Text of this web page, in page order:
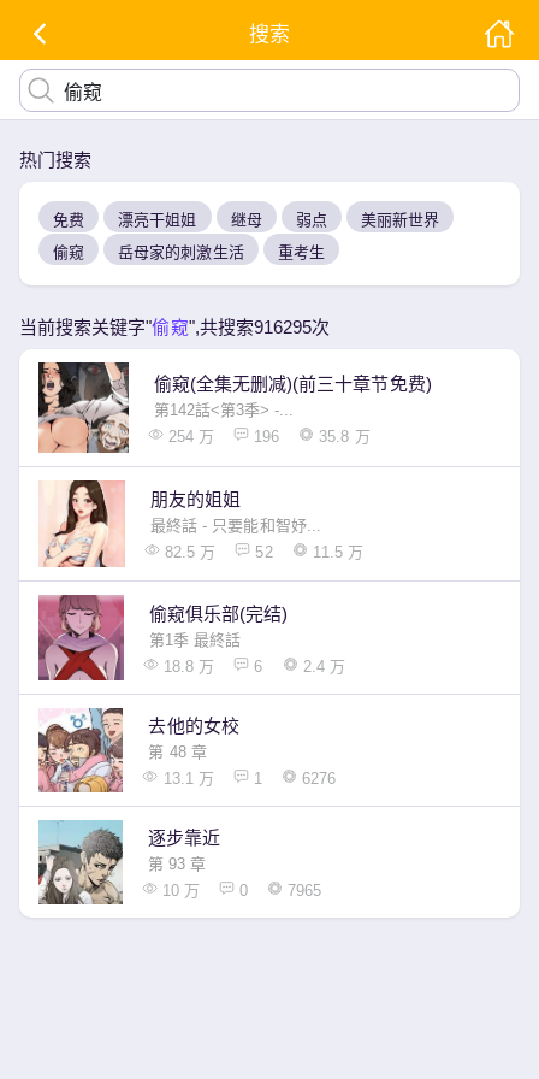
搜索
热门搜索
免费 漂亮干姐姐 继母 弱点
美丽新世界
偷窥
岳母家的刺激生活 重考生
当前搜索关键字"偷窥",共搜索916295次
偷窥(全集无删减)(前三十章节免费)
第142話<第3季> -...
254 万
196 35.8 万
朋友的姐姐
最終話 - 只要能和智妤...
82.5 万
52 11.5 万
偷窥俱乐部(完结)
第1季 最終話
18.8 万
6 2.4 万
去他的女校
第 48 章
13.1 万
1 6276
逐步靠近
第 93 章
10 万
0 7965